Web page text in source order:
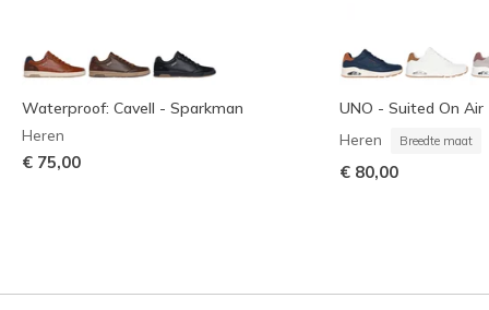
Waterproof: Cavell - Sparkman
Heren
€ 75,00
UNO - Suited On Air
Heren Breedte maat
€ 80,00